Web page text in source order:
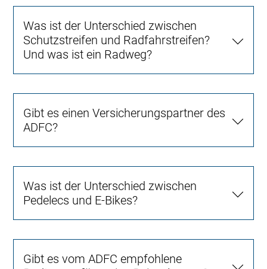
Was ist der Unterschied zwischen
Schutzstreifen und Radfahrstreifen?
Und was ist ein Radweg?
Gibt es einen Versicherungspartner des
ADFC?
Was ist der Unterschied zwischen
Pedelecs und E-Bikes?
Gibt es vom ADFC empfohlene